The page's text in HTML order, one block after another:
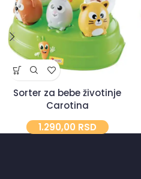
Sorter za bebe životinje
Carotina
1.290,00 RSD